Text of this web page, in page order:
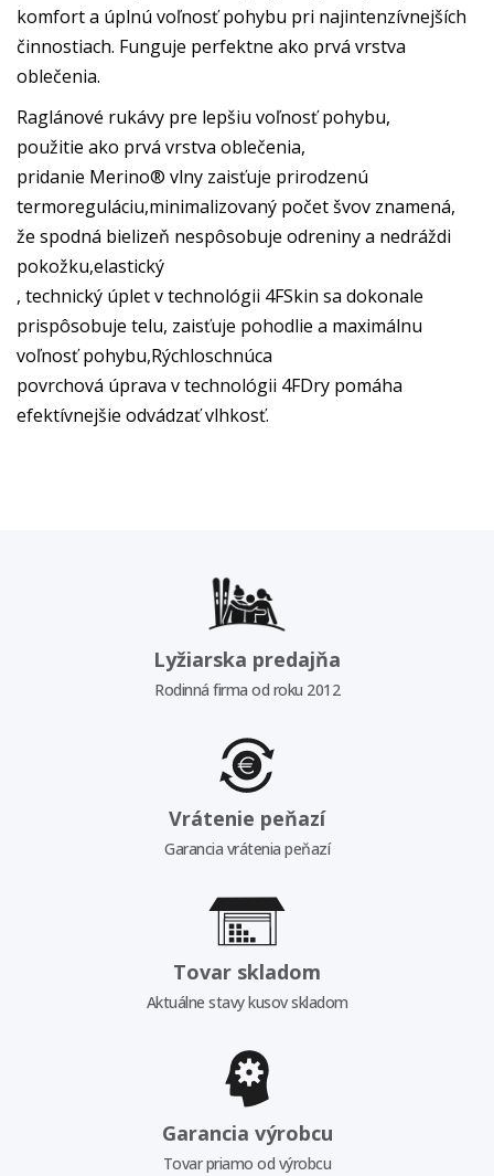
komfort a úplnú voľnosť pohybu pri najintenzívnejších
činnostiach. Funguje perfektne ako prvá vrstva
oblečenia.
Raglánové rukávy pre lepšiu voľnosť pohybu,
použitie ako prvá vrstva oblečenia,
pridanie Merino® vlny zaisťuje prirodzenú
termoreguláciu,minimalizovaný počet švov znamená,
že spodná bielizeň nespôsobuje odreniny a nedráždi
pokožku,elastický
, technický úplet v technológii 4FSkin sa dokonale
prispôsobuje telu, zaisťuje pohodlie a maximálnu
voľnosť pohybu,Rýchloschnúca
povrchová úprava v technológii 4FDry pomáha
efektívnejšie odvádzať vlhkosť.
Lyžiarska predajňa
Rodinná firma od roku 2012
Vrátenie peňazí
Garancia vrátenia peňazí
Tovar skladom
Aktuálne stavy kusov skladom
Garancia výrobcu
Tovar priamo od výrobcu